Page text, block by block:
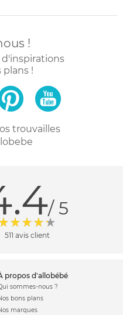
!
!
trouvailles
/ 5
511 avis client
à propos d'allobébé
sommes-nous ?
bons plans
marques